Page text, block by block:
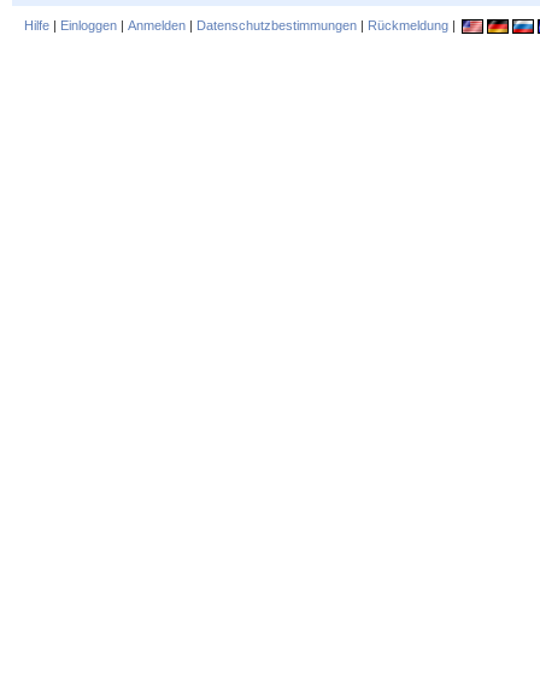
Hilfe | Einloggen | Anmelden | Datenschutzbestimmungen | Rückmeldung |